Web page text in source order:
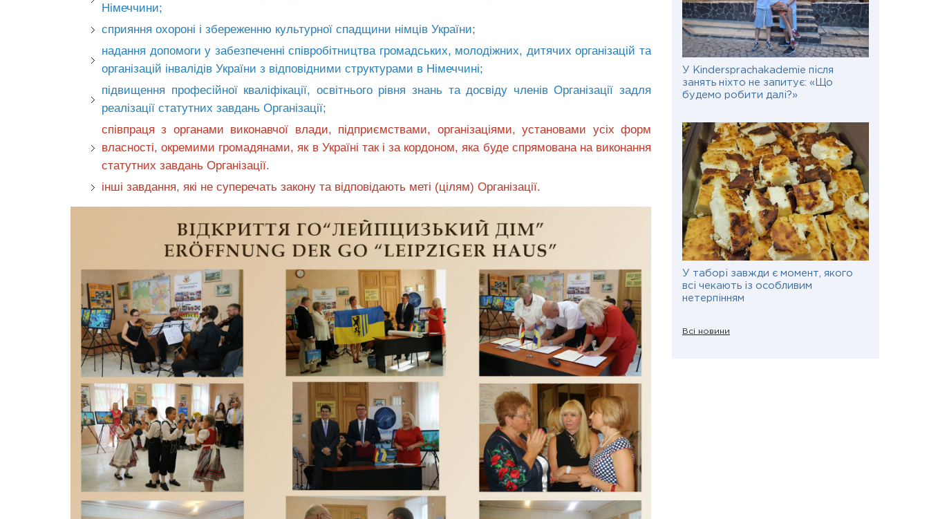
У Kindersprachakademie після
занять ніхто не запитує: «Що
будемо робити далі?»
У таборі завжди є момент, якого
всі чекають із особливим
нетерпінням
Всі новини
Німеччини;
сприяння охороні і збереженню культурної спадщини німців України;
надання допомоги у забезпеченні співробітництва громадських, молодіжних, дитячих організацій та
організацій інвалідів України з відповідними структурами в Німеччині;
підвищення професійної кваліфікації, освітнього рівня знань та досвіду членів Організації задля
реалізації статутних завдань Організації;
співпраця з органами виконавчої влади, підприємствами, організаціями, установами усіх форм
власності, окремими громадянами, як в Україні так і за кордоном, яка буде спрямована на виконання
статутних завдань Організації.
інші завдання, які не суперечать закону та відповідають меті (цілям) Організації.